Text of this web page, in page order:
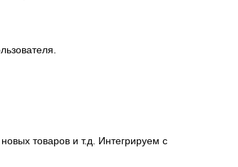
товаров и т.д. Интегрируем с